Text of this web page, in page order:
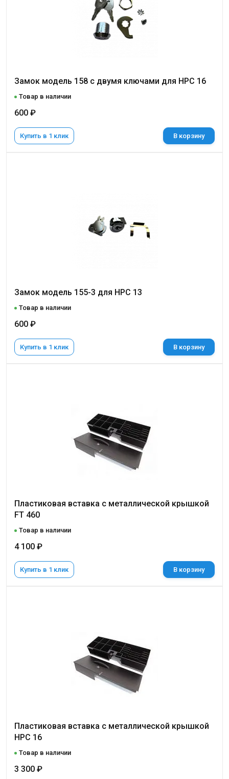
Замок модель 158 с двумя ключами для НРС 16
Товар в наличии
600 ₽
Купить в 1 клик В корзину
Замок модель 155-3 для НРС 13
Товар в наличии
600 ₽
Купить в 1 клик В корзину
Пластиковая вставка с металлической крышкой
FT 460
Товар в наличии
4 100 ₽
Купить в 1 клик В корзину
Пластиковая вставка с металлической крышкой
НРС 16
Товар в наличии
3 300 ₽